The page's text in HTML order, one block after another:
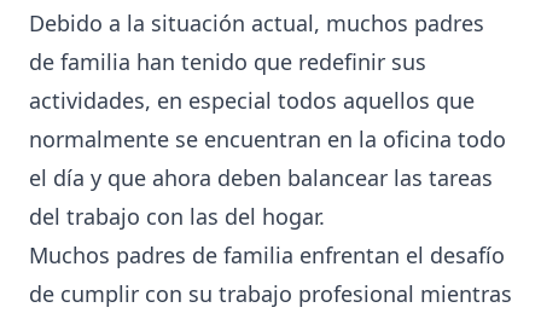
Debido a la situación actual, muchos padres
de familia han tenido que redefinir sus
actividades, en especial todos aquellos que
normalmente se encuentran en la oficina todo
el día y que ahora deben balancear las tareas
del trabajo con las del hogar.
Muchos padres de familia enfrentan el desafío
de cumplir con su trabajo profesional mientras